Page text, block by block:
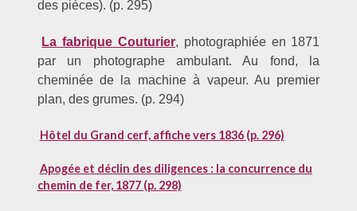
des pièces). (p. 295)
La fabrique Couturier, photographiée en 1871
par un photographe ambulant. Au fond, la
cheminée de la machine à vapeur. Au premier
plan, des grumes. (p. 294)
Hôtel du Grand cerf, affiche vers 1836 (p. 296)
Apogée et déclin des diligences : la concurrence du
chemin de fer, 1877 (p. 298)